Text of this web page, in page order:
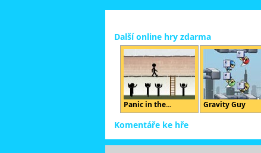
Další online hry zdarma
Panic in the... Gravity Guy
Komentáře ke hře